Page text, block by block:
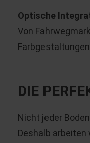
Optische
Von
DIE
Nicht jeder
Deshalb